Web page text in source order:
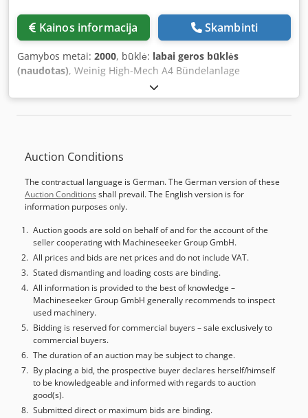
Kainos informacija Skambinti
Gamybos metai: 2000, būklė: labai geros būklės
(naudotas), Weinig High-Mech A4 Bündelanlage
Bündelbildungs- und Verpackungseinheit, kombinierbar
mit anderen Weinig-Abfördersystemen wie z. B. Puffern
und Staplern, die ab Lager verfügbar sind. Bestehend aus:
mit Querverschiebung Credpsq Rvrbefx Apvsf 3.
Auction Conditions
The contractual language is German. The German version of these
Auction Conditions shall prevail. The English version is for
information purposes only.
Auction goods are sold on behalf of and for the account of the
seller cooperating with Machineseeker Group GmbH.
All prices and bids are net prices and do not include VAT.
Stated dismantling and loading costs are binding.
All information is provided to the best of knowledge –
Machineseeker Group GmbH generally recommends to inspect
used machinery.
Bidding is reserved for commercial buyers – sale exclusively to
commercial buyers.
The duration of an auction may be subject to change.
By placing a bid, the prospective buyer declares herself/himself
to be knowledgeable and informed with regards to auction
good(s).
Submitted direct or maximum bids are binding.